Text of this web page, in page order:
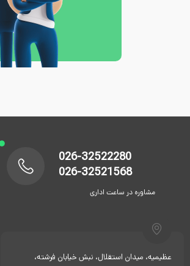
026-32522280
026-32521568
مشاوره در ساعت اداری
عظیمیه، میدان استقلال، نبش خیابان فرشته،